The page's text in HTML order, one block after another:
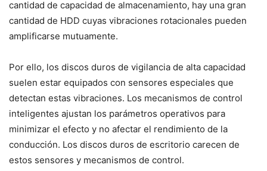
cantidad de capacidad de almacenamiento, hay una gran
cantidad de HDD cuyas vibraciones rotacionales pueden
amplificarse mutuamente.
Por ello, los discos duros de vigilancia de alta capacidad
suelen estar equipados con sensores especiales que
detectan estas vibraciones. Los mecanismos de control
inteligentes ajustan los parámetros operativos para
minimizar el efecto y no afectar el rendimiento de la
conducción. Los discos duros de escritorio carecen de
estos sensores y mecanismos de control.